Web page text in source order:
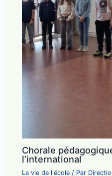
Chorale
l’international
La vie de l'école / Par